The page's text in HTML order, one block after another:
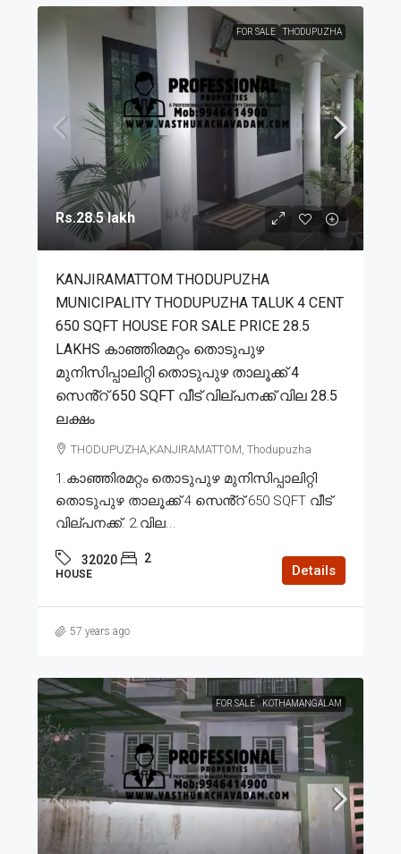
FOR SALE THODUPUZHA
Rs.28.5 lakh
KANJIRAMATTOM THODUPUZHA
MUNICIPALITY THODUPUZHA TALUK 4 CENT
650 SQFT HOUSE FOR SALE PRICE 28.5
LAKHS കാഞ്ഞിരമറ്റം തൊടുപുഴ
മുനിസിപ്പാലിറ്റി തൊടുപുഴ താലൂക്ക് 4
സെൻ്റ് 650 SQFT വീട് വില്പനക്ക് വില 28.5
ലക്ഷം
THODUPUZHA,KANJIRAMATTOM, Thodupuzha
1.കാഞ്ഞിരമറ്റം തൊടുപുഴ മുനിസിപ്പാലിറ്റി
തൊടുപുഴ താലൂക്ക് 4 സെൻ്റ് 650 SQFT വീട്
വില്പനക്ക്. 2.വില...
32020 2
HOUSE Details
57 years ago
FOR SALE KOTHAMANGALAM